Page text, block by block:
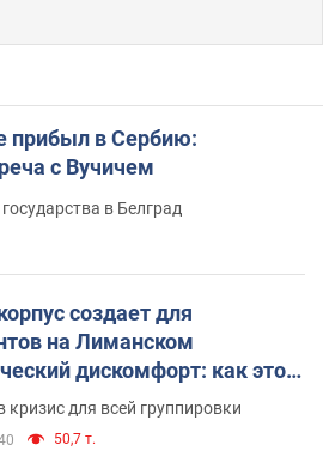
прибыл в Сербию:
с Вучичем
в Белград
создает для
на Лиманском
дискомфорт: как это
кризис для всей группировки
50,7 т.